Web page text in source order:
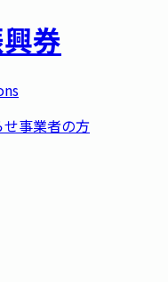
券
せ事業者の方